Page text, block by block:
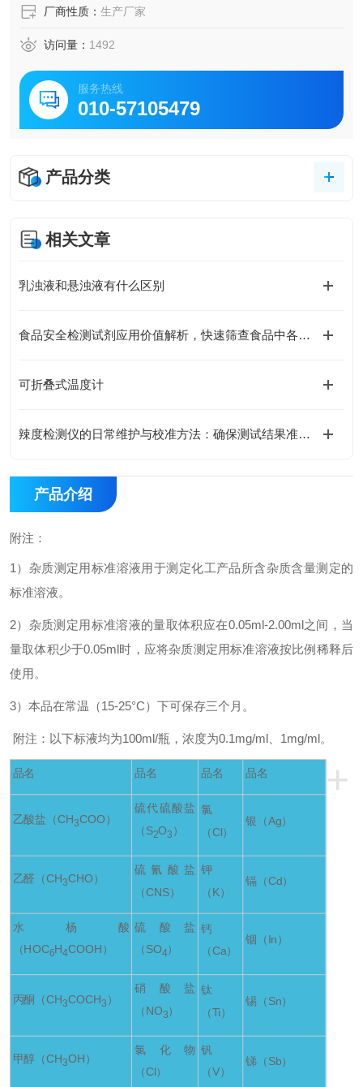
厂商性质： 生产厂家
访问量： 1492
服务热线
010-57105479
产品分类
相关文章
乳浊液和悬浊液有什么区别
食品安全检测试剂应用价值解析，快速筛查食品中各类有害残留物质
可折叠式温度计
辣度检测仪的日常维护与校准方法：确保测试结果准确性的关键技巧
产品介绍
附注：
1 ）杂质测定用标准溶液用于测定化工产品所含杂质含量测定的
标准溶液。
2）杂质测定用标准溶液的量取体积应在0.05ml-2.00ml之间，当
量取体积少于0.05ml时，应将杂质测定用标准溶液按比例稀释后
使用。
3）本品在常温（15-25°C）下可保存三个月。
附注：以下标液均为100ml/瓶，浓度为0.1mg/ml、1mg/ml。
+
品名 品名 品名 品名
乙酸盐（CH3COO）
硫代硫酸盐
（S2O3 ）
氯
（Cl）
银（Ag）
乙醛（CH3CHO）
硫氰酸盐
（CNS）
钾
（K）
镉（Cd）
水杨酸
（HOC6H4COOH）
硫酸盐
（SO4）
钙
（Ca）
铟（In）
丙酮（CH3COCH3 ）
硝酸盐
（NO3）
钛
（Ti）
锡（Sn）
甲醇（CH3OH）
氯化物
（Cl）
钒
（V）
锑（Sb）